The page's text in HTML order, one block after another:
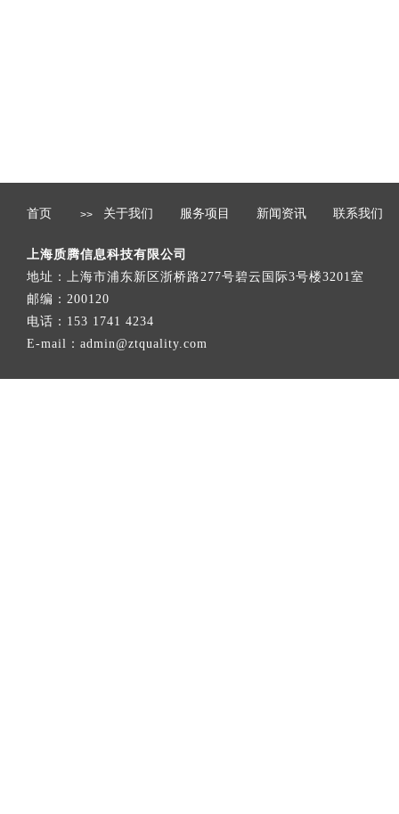
上海质腾信息科技有限公司
地址：​上海市浦东新区浙桥路277号碧云国际3号楼3201室
邮编：200120
电话：153 1741 4234
E-mail：admin@ztquality.com
首页 关于我们 服务项目 新闻资讯 联系我们
>>